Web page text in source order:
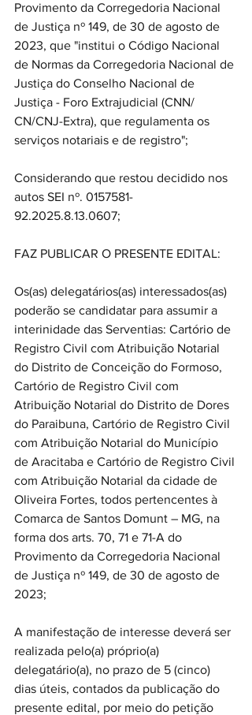
Provimento da Corregedoria Nacional
de Justiça nº 149, de 30 de agosto de
2023, que "institui o Código Nacional
de Normas da Corregedoria Nacional de
Justiça do Conselho Nacional de
Justiça - Foro Extrajudicial (CNN/
CN/CNJ-Extra), que regulamenta os
serviços notariais e de registro";
Considerando que restou decidido nos
autos SEI nº. 0157581-
92.2025.8.13.0607;
FAZ PUBLICAR O PRESENTE EDITAL:
Os(as) delegatários(as) interessados(as)
poderão se candidatar para assumir a
interinidade das Serventias: Cartório de
Registro Civil com Atribuição Notarial
do Distrito de Conceição do Formoso,
Cartório de Registro Civil com
Atribuição Notarial do Distrito de Dores
do Paraibuna, Cartório de Registro Civil
com Atribuição Notarial do Município
de Aracitaba e Cartório de Registro Civil
com Atribuição Notarial da cidade de
Oliveira Fortes, todos pertencentes à
Comarca de Santos Domunt – MG, na
forma dos arts. 70, 71 e 71-A do
Provimento da Corregedoria Nacional
de Justiça nº 149, de 30 de agosto de
2023;
A manifestação de interesse deverá ser
realizada pelo(a) próprio(a)
delegatário(a), no prazo de 5 (cinco)
dias úteis, contados da publicação do
presente edital, por meio do petição